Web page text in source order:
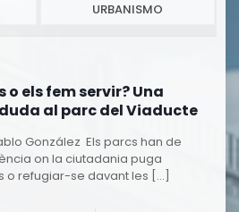
URBANISMO
els fem servir? Una
al parc del Viaducte
González Els parcs han de
on la ciutadania puga
o refugiar-se davant les […]